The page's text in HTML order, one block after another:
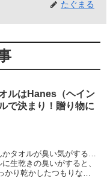
たぐまる
ルはHanes（ヘイン
で決まり！贈り物に
タオルが臭い気がする…
生乾きの臭いがすると、
り乾かしたつもりなの